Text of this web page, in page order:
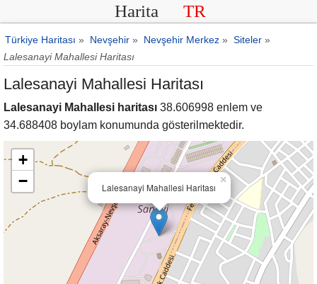
Harita TR
Türkiye Haritası » Nevşehir » Nevşehir Merkez » Siteler »
Lalesanayi Mahallesi Haritası
Lalesanayi Mahallesi Haritası
Lalesanayi Mahallesi haritası 38.606998 enlem ve
34.688408 boylam konumunda gösterilmektedir.
Lalesanayi Mahallesi Haritası
×
+
−